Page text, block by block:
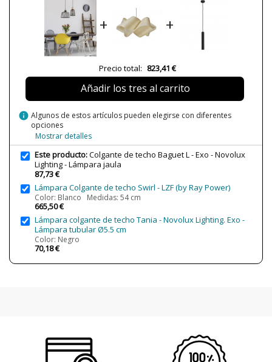
30 cm
Peso Neto (KG)
2
Plazo de Envío
110-240V
E27
Potencia en Vatios
Bombilla Incluida?
Nº bombillas necesarias
1
Protección IP
IP20 (solo uso interior)
Certificados
CE
Uso
Interior
Fabricado en
Tipo de Lámpara
+ +
Precio total: 823,41 €
Añadir los tres al carrito
info Algunos de estos artículos pueden elegirse con diferentes
opciones
Mostrar detalles
Este producto:Colgante de techo Baguet L - Exo - Novolux
Lighting - Lámpara jaula
87,73 €
Lámpara Colgante de techo Swirl - LZF (by Ray Power)
Color: Blanco Medidas: 54 cm
665,50 €
Lámpara colgante de techo Tania - Novolux Lighting. Exo -
Lámpara tubular Ø5.5 cm
Color: Negro
70,18 €